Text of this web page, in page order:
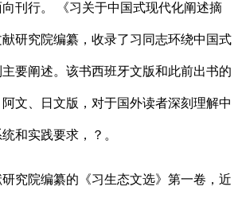
刊行。 《习关于中国式现代化阐述摘
研究院编纂，收录了习同志环绕中国式
要阐述。该书西班牙文版和此前出书的
文、日文版，对于国外读者深刻理解中
和实践要求，？。
院编纂的《习生态文选》第一卷，近